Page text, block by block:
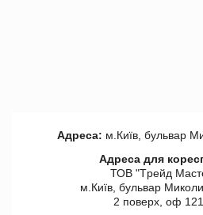
Адреса: м.Київ, бульвар
Адреса для
ТОВ "Tрейд
м.Київ, бульвар
2 поверх, оф